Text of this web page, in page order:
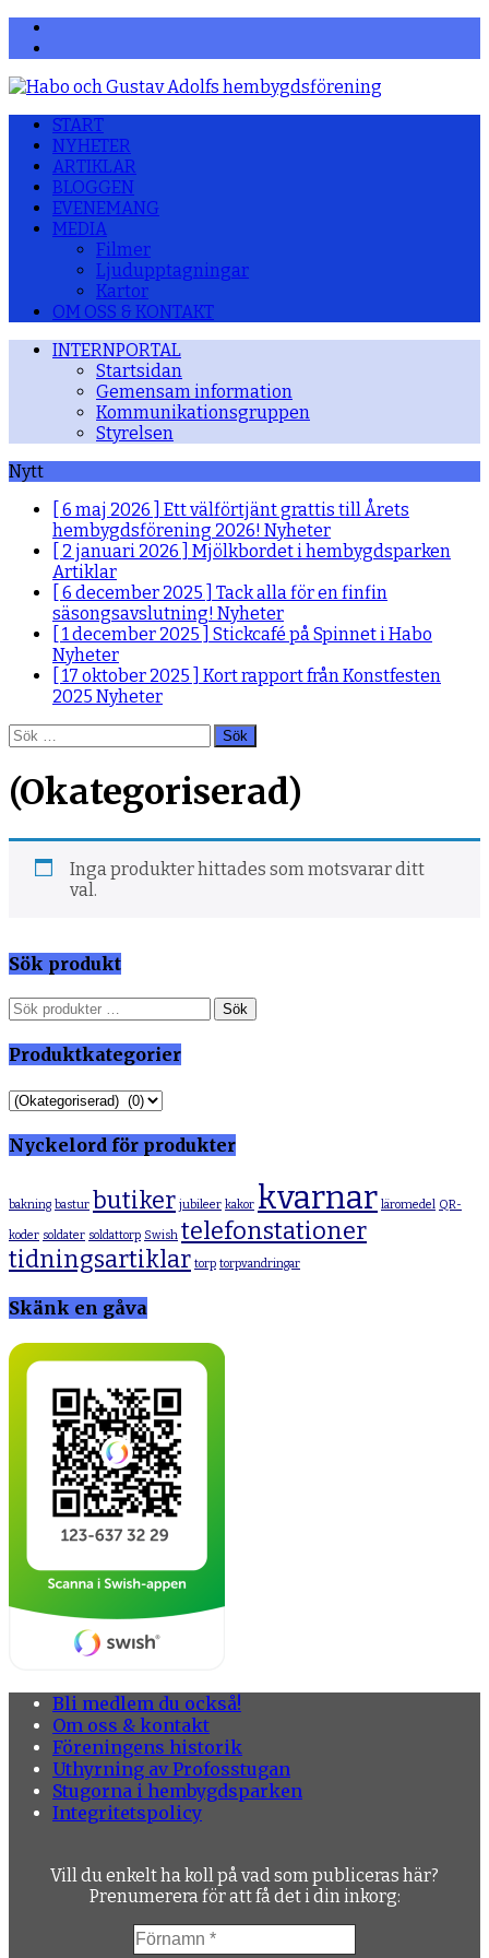
START
NYHETER
ARTIKLAR
BLOGGEN
EVENEMANG
MEDIA
Filmer
Ljudupptagningar
Kartor
OM OSS & KONTAKT
INTERNPORTAL
Startsidan
Gemensam information
Kommunikationsgruppen
Styrelsen
Nytt
[ 6 maj 2026 ] Ett välförtjänt grattis till Årets
hembygdsförening 2026! Nyheter
[ 2 januari 2026 ] Mjölkbordet i hembygdsparken
Artiklar
[ 6 december 2025 ] Tack alla för en finfin
säsongsavslutning! Nyheter
[ 1 december 2025 ] Stickcafé på Spinnet i Habo
Nyheter
[ 17 oktober 2025 ] Kort rapport från Konstfesten
2025 Nyheter
Sök
efter:
(Okategoriserad)
Inga produkter hittades som motsvarar ditt
val.
Sök produkt
Sök
efter:
Sök
Produktkategorier
Nyckelord för produkter
bakning bastur butiker jubileer kakor kvarnar läromedel QR-
koder soldater soldattorp Swish telefonstationer
tidningsartiklar torp torpvandringar
Skänk en gåva
Bli medlem du också!
Om oss & kontakt
Föreningens historik
Uthyrning av Profosstugan
Stugorna i hembygdsparken
Integritetspolicy
Vill du enkelt ha koll på vad som publiceras här?
Prenumerera för att få det i din inkorg: